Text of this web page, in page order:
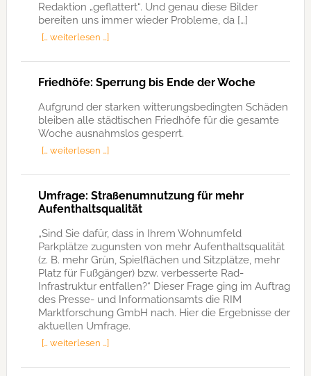
Redaktion „geflattert“. Und genau diese Bilder
bereiten uns immer wieder Probleme, da […]
[… weiterlesen …]
Friedhöfe: Sperrung bis Ende der Woche
Aufgrund der starken witterungsbedingten Schäden
bleiben alle städtischen Friedhöfe für die gesamte
Woche ausnahmslos gesperrt.
[… weiterlesen …]
Umfrage: Straßenumnutzung für mehr
Aufenthaltsqualität
„Sind Sie dafür, dass in Ihrem Wohnumfeld
Parkplätze zugunsten von mehr Aufenthaltsqualität
(z. B. mehr Grün, Spielflächen und Sitzplätze, mehr
Platz für Fußgänger) bzw. verbesserte Rad-
Infrastruktur entfallen?“ Dieser Frage ging im Auftrag
des Presse- und Informationsamts die RIM
Marktforschung GmbH nach. Hier die Ergebnisse der
aktuellen Umfrage.
[… weiterlesen …]